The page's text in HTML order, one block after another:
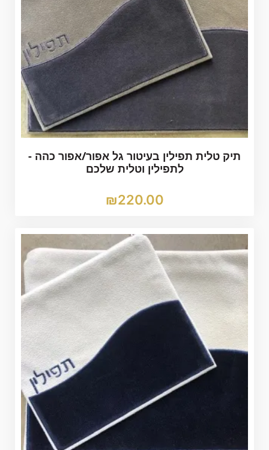
תיק טלית תפילין בעיטור גל אפור/אפור כהה -
לתפילין וטלית שלכם
₪220.00